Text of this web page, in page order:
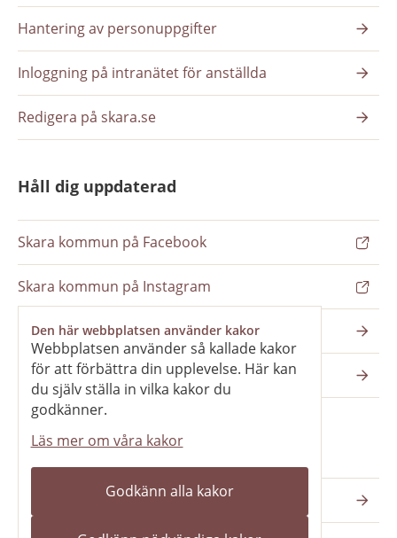
Den här webbplatsen använder kakor
Webbplatsen använder så kallade kakor
för att förbättra din upplevelse. Här kan
du själv ställa in vilka kakor du
godkänner.
Läs mer om våra kakor
Godkänn alla kakor
Hantering av personuppgifter
Inloggning på intranätet för anställda
Redigera på skara.se
Håll dig uppdaterad
Skara kommun på Facebook
Skara kommun på Instagram
Nyhetsbrev
Pressrum
Våra webbplatser
Katedralskolan